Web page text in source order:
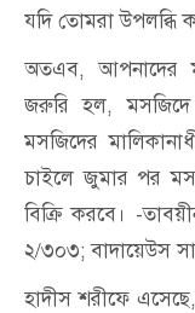
যদি তোমরা
অতএব, আপনাদের
জরুরি হল, মসজিদে
মসজিদের
চাইলে জুমার পর
বিক্রি করবে। -
২/৩০৩; বাদায়েউস
হাদীস শরীফে এসেছে,